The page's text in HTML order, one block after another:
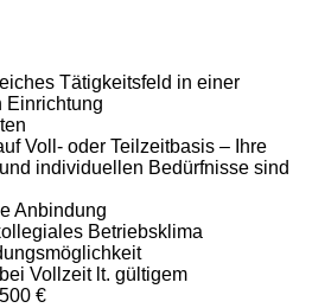
Tätigkeitsfeld in einer
Einrichtung
Voll- oder Teilzeitbasis – Ihre
individuellen Bedürfnisse sind
Anbindung
Betriebsklima
Vollzeit lt. gültigem
€